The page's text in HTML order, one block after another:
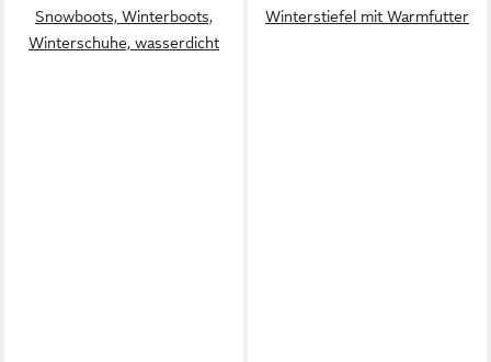
Snowboots, Winterboots,
Winterschuhe, wasserdicht
Winterstiefel mit Warmfutter